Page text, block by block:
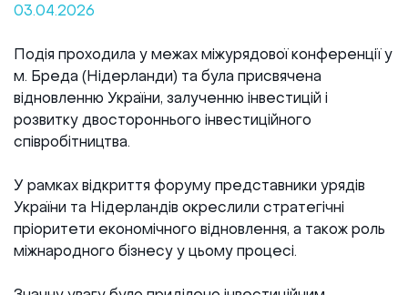
03.04.2026
Подія проходила у межах міжурядової конференції у
м. Бреда (Нідерланди) та була присвячена
відновленню України, залученню інвестицій і
розвитку двостороннього інвестиційного
співробітництва.
У рамках відкриття форуму представники урядів
України та Нідерландів окреслили стратегічні
пріоритети економічного відновлення, а також роль
міжнародного бізнесу у цьому процесі.